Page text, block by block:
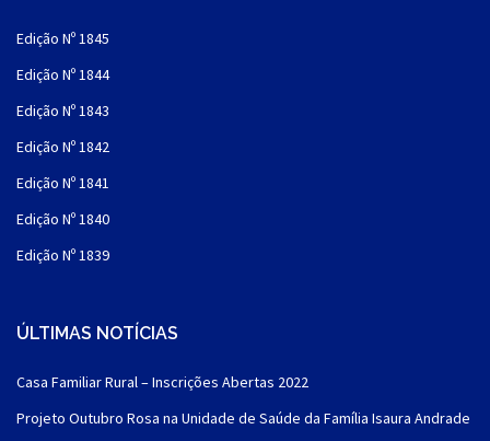
Edição Nº 1845
Edição Nº 1844
Edição Nº 1843
Edição Nº 1842
Edição Nº 1841
Edição Nº 1840
Edição Nº 1839
ÚLTIMAS NOTÍCIAS
Casa Familiar Rural – Inscrições Abertas 2022
Projeto Outubro Rosa na Unidade de Saúde da Família Isaura Andrade